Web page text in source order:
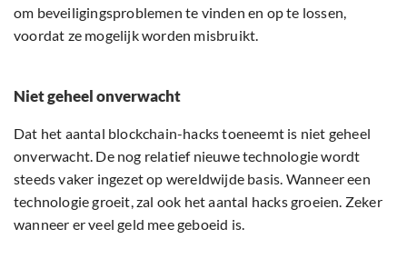
om beveiligingsproblemen te vinden en op te lossen,
voordat ze mogelijk worden misbruikt.
Niet geheel onverwacht
Dat het aantal blockchain-hacks toeneemt is niet geheel
onverwacht. De nog relatief nieuwe technologie wordt
steeds vaker ingezet op wereldwijde basis. Wanneer een
technologie groeit, zal ook het aantal hacks groeien. Zeker
wanneer er veel geld mee geboeid is.